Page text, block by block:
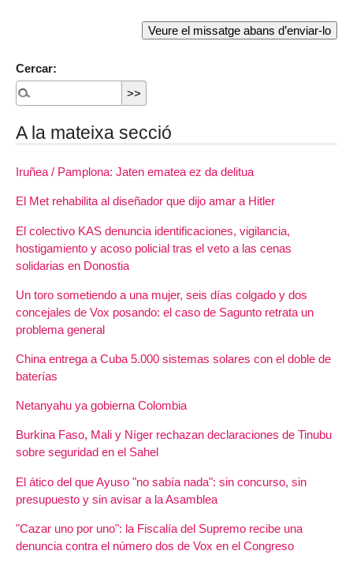
Cercar:
A la mateixa secció
Iruñea / Pamplona: Jaten ematea ez da delitua
El Met rehabilita al diseñador que dijo amar a Hitler
El colectivo KAS denuncia identificaciones, vigilancia,
hostigamiento y acoso policial tras el veto a las cenas
solidarias en Donostia
Un toro sometiendo a una mujer, seis días colgado y dos
concejales de Vox posando: el caso de Sagunto retrata un
problema general
China entrega a Cuba 5.000 sistemas solares con el doble de
baterías
Netanyahu ya gobierna Colombia
Burkina Faso, Mali y Níger rechazan declaraciones de Tinubu
sobre seguridad en el Sahel
El ático del que Ayuso "no sabía nada": sin concurso, sin
presupuesto y sin avisar a la Asamblea
"Cazar uno por uno": la Fiscalía del Supremo recibe una
denuncia contra el número dos de Vox en el Congreso